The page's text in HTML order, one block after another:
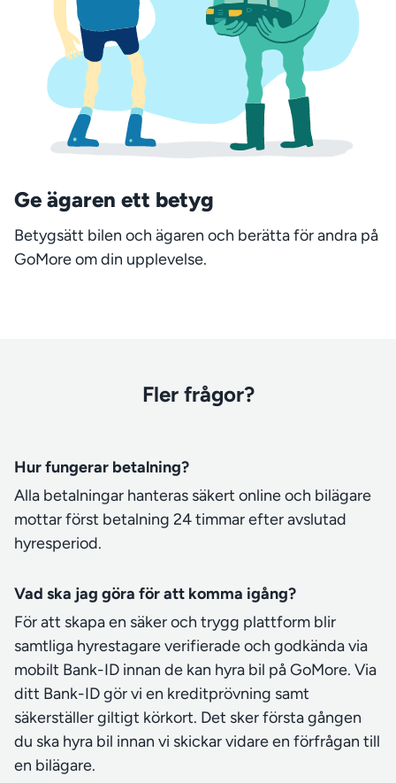
Ge ägaren ett betyg
Betygsätt bilen och ägaren och berätta för andra på
GoMore om din upplevelse.
Fler frågor?
Hur fungerar betalning?
Alla betalningar hanteras säkert online och bilägare
mottar först betalning 24 timmar efter avslutad
hyresperiod.
Vad ska jag göra för att komma igång?
För att skapa en säker och trygg plattform blir
samtliga hyrestagare verifierade och godkända via
mobilt Bank-ID innan de kan hyra bil på GoMore. Via
ditt Bank-ID gör vi en kreditprövning samt
säkerställer giltigt körkort. Det sker första gången
du ska hyra bil innan vi skickar vidare en förfrågan till
en bilägare.